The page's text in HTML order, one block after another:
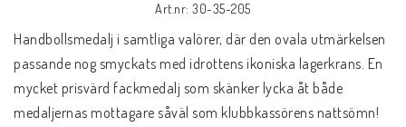
Art.nr: 30-35-205
Handbollsmedalj i samtliga valörer, där den ovala utmärkelsen
passande nog smyckats med idrottens ikoniska lagerkrans. En
mycket prisvärd fackmedalj som skänker lycka åt både
medaljernas mottagare såväl som klubbkassörens nattsömn!